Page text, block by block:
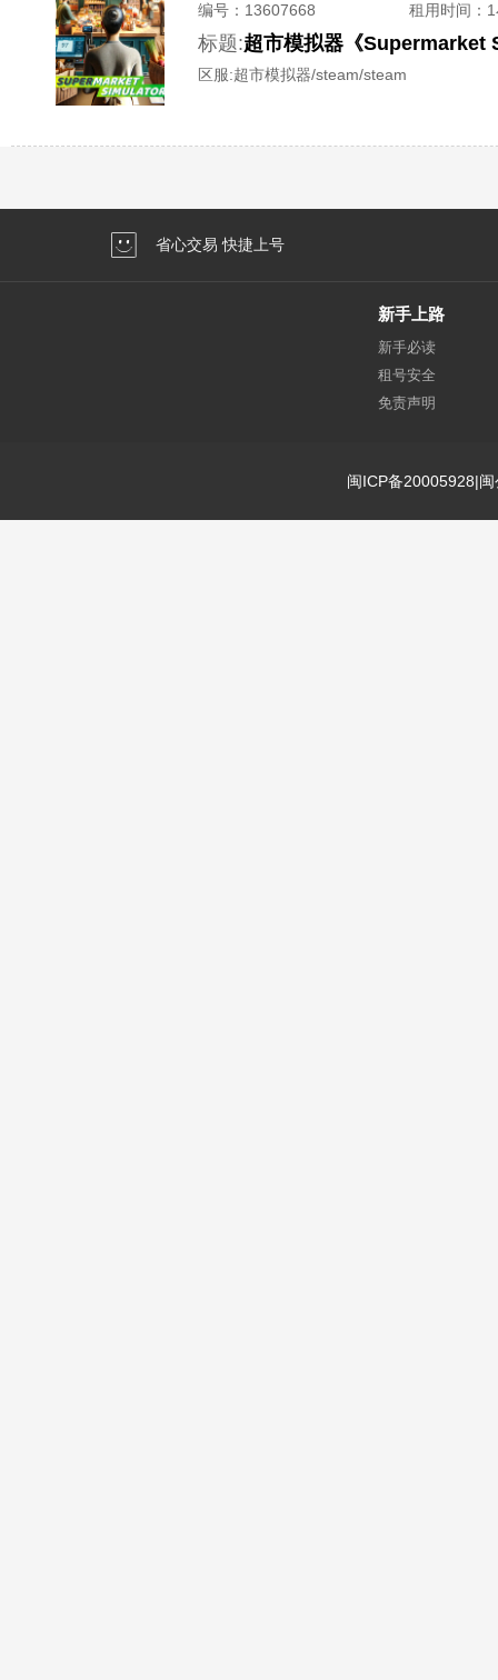
编号： 13607668 租用时间 ：
标题:超市模拟器《Supermarket
区服:超市模拟器/steam/steam
省心交易 快捷上号
新手上路
新手必读
租号安全
免责声明
闽ICP备20005928|